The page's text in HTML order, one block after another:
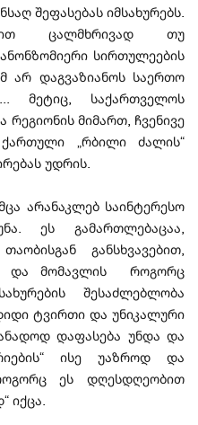
შეფასებას იმსახურებს.
ცალმხრივად თუ
სირთულეების
არ დაგვაზიანოს საერთო
მეტიც, საქართველოს
რეგიონის მიმართ, ჩვენივე
„რბილი ძალის“
უდრის.
არანაკლებ საინტერესო
ეს გამართლებაცაა,
განსხვავებით,
და მომავლის როგორც
შესაძლებლობა
ტვირთი და უნიკალური
დაფასება უნდა და
ისე უაზროდ და
ეს დღესდღეობით
იქცა.